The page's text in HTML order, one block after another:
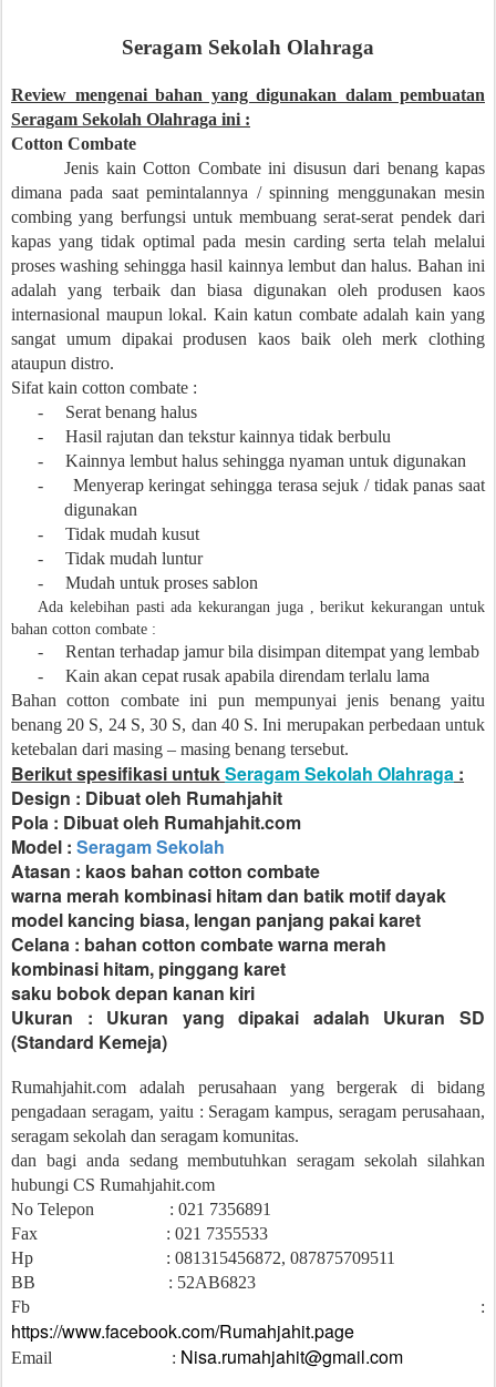
Seragam Sekolah Olahraga
Review mengenai bahan yang digunakan dalam pembuatan
Seragam Sekolah Olahraga ini :
Cotton Combate
Jenis kain Cotton Combate ini disusun dari benang kapas
dimana pada saat pemintalannya / spinning menggunakan mesin
combing yang berfungsi untuk membuang serat-serat pendek dari
kapas yang tidak optimal pada mesin carding serta telah melalui
proses washing sehingga hasil kainnya lembut dan halus. Bahan ini
adalah yang terbaik dan biasa digunakan oleh produsen kaos
internasional maupun lokal. Kain katun combate adalah kain yang
sangat umum dipakai produsen kaos baik oleh merk clothing
ataupun distro.
Sifat kain cotton combate :
-
Serat benang halus
-
Hasil rajutan dan tekstur kainnya tidak berbulu
-
Kainnya lembut halus sehingga nyaman untuk digunakan
-
Menyerap keringat sehingga terasa sejuk / tidak panas saat
digunakan
-
Tidak mudah kusut
-
Tidak mudah luntur
-
Mudah untuk proses sablon
Ada kelebihan pasti ada kekurangan juga , berikut kekurangan untuk
bahan cotton combate :
-
Rentan terhadap jamur bila disimpan ditempat yang lembab
-
Kain akan cepat rusak apabila direndam terlalu lama
Bahan cotton combate ini pun mempunyai jenis benang yaitu
benang 20 S, 24 S, 30 S, dan 40 S. Ini merupakan perbedaan untuk
ketebalan dari masing – masing benang tersebut.
Berikut spesifikasi untukSeragam Sekolah Olahraga :
Design : Dibuat oleh Rumahjahit
Pola : Dibuat oleh Rumahjahit.com
Model : Seragam Sekolah
Atasan : kaos bahan cotton combate
warna merah kombinasi hitam dan batik motif dayak
model kancing biasa, lengan panjang pakai karet
Celana : bahan cotton combate warna merah
kombinasi hitam, pinggang karet
saku bobok depan kanan kiri
Ukuran : Ukuran yang dipakai adalah Ukuran SD
(Standard Kemeja)
Rumahjahit.com adalah perusahaan yang bergerak di bidang
pengadaan seragam, yaitu : Seragam kampus, seragam perusahaan,
seragam sekolah dan seragam komunitas.
dan bagi anda sedang membutuhkan seragam sekolah silahkan
hubungi CS Rumahjahit.com
No Telepon : 021 7356891
Fax : 021 7355533
Hp : 081315456872, 087875709511
BB : 52AB6823
Fb :
https://www.facebook.com/Rumahjahit.page
Email : Nisa.rumahjahit@gmail.com